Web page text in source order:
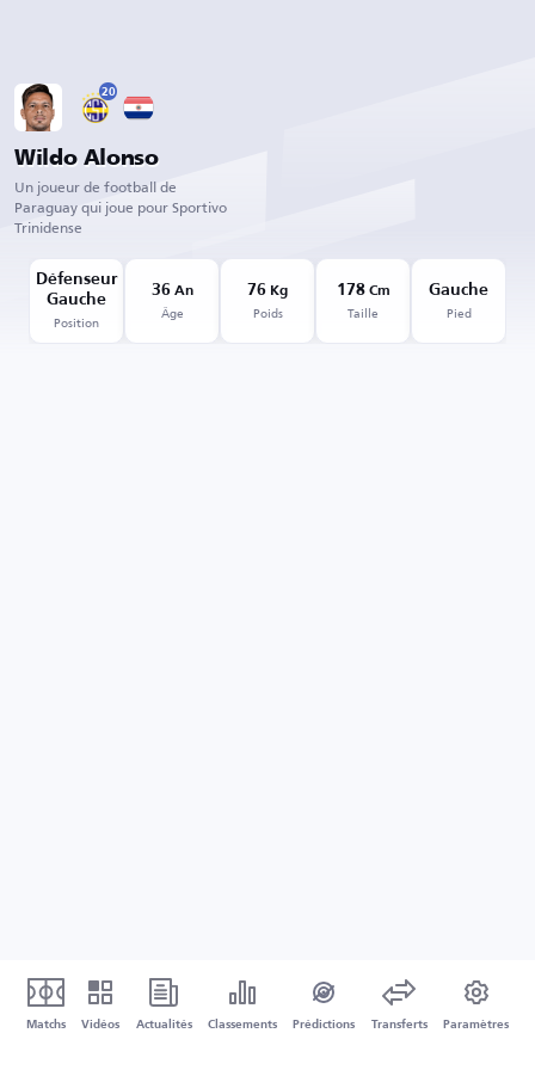
20
Wildo Alonso
Un joueur de football de
Paraguay qui joue pour Sportivo
Trinidense
Défenseur
Gauche
Position
36An
Âge
76 Kg
Poids
178Cm
Taille
Gauche
Pied
Matchs Vidéos Actualités Classements Prédictions Transferts Paramètres